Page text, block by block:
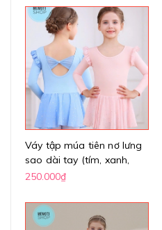
Váy tập múa tiên nơ lưng
sao dài tay (tím, xanh,
hồng)
250.000₫